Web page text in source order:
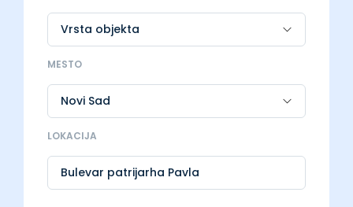
MESTO
LOKACIJA
Bulevar patrijarha Pavla